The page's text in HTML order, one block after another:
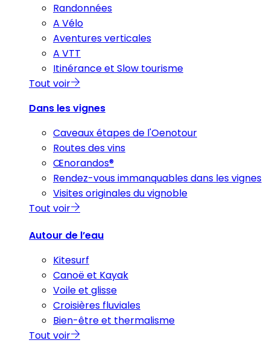
Randonnées
A Vélo
Aventures verticales
A VTT
Itinérance et Slow tourisme
Tout voir
Dans les vignes
Caveaux étapes de l'Oenotour
Routes des vins
Œnorandos®
Rendez-vous immanquables dans les vignes
Visites originales du vignoble
Tout voir
Autour de l’eau
Kitesurf
Canoë et Kayak
Voile et glisse
Croisières fluviales
Bien-être et thermalisme
Tout voir